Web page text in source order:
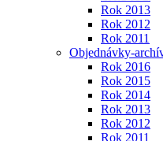
Rok 2013
Rok 2012
Rok 2011
Objednávky-
Rok 2016
Rok 2015
Rok 2014
Rok 2013
Rok 2012
Rok 2011